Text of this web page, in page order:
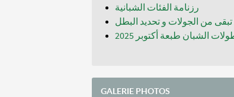
رزنامة الفئات الشبانية
تبقى من الجولات و تحديد البطل
الشبان طبعة أكتوبر 2025
GALERIE PHOTOS